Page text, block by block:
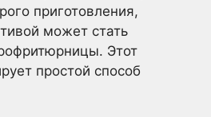
приготовления,
может стать
Этот
простой способ